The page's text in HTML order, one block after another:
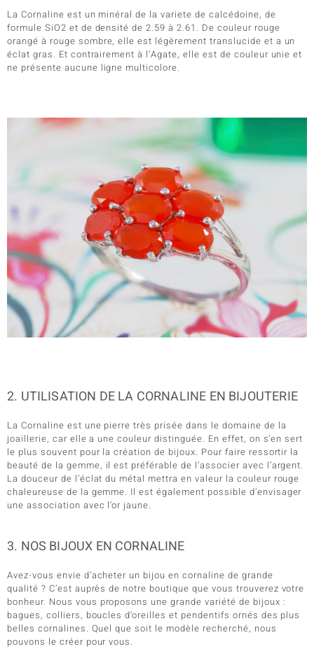
La Cornaline est un minéral de la variete de calcédoine, de
formule SiO2 et de densité de 2.59 à 2.61. De couleur rouge
orangé à rouge sombre, elle est légèrement translucide et a un
éclat gras. Et contrairement à l’Agate, elle est de couleur unie et
ne présente aucune ligne multicolore.
2. UTILISATION DE LA CORNALINE EN BIJOUTERIE
La Cornaline est une pierre très prisée dans le domaine de la
joaillerie, car elle a une couleur distinguée. En effet, on s’en sert
le plus souvent pour la création de bijoux. Pour faire ressortir la
beauté de la gemme, il est préférable de l’associer avec l’argent.
La douceur de l’éclat du métal mettra en valeur la couleur rouge
chaleureuse de la gemme. Il est également possible d’envisager
une association avec l’or jaune.
3. NOS BIJOUX EN CORNALINE
Avez-vous envie d’acheter un bijou en cornaline de grande
qualité ? C’est auprès de notre boutique que vous trouverez votre
bonheur. Nous vous proposons une grande variété de bijoux :
bagues, colliers, boucles d’oreilles et pendentifs ornés des plus
belles cornalines. Quel que soit le modèle recherché, nous
pouvons le créer pour vous.